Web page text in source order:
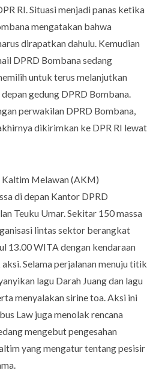
RI. Situasi menjadi panas ketika
mengatakan bahwa
dirapatkan dahulu. Kemudian
DPRD Bombana sedang
untuk terus melanjutkan
gedung DPRD Bombana.
perwakilan DPRD Bombana,
dikirimkan ke DPR RI lewat
Kaltim Melawan (AKM)
di depan Kantor DPRD
Teuku Umar. Sekitar 150 massa
lintas sektor berangkat
13.00 WITA dengan kendaraan
Selama perjalanan menuju titik
lagu Darah Juang dan lagu
menyalakan sirine toa. Aksi ini
Law juga menolak rencana
mengebut pengesahan
yang mengatur tentang pesisir